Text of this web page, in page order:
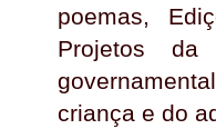
poemas,
Projetos da
criança e do